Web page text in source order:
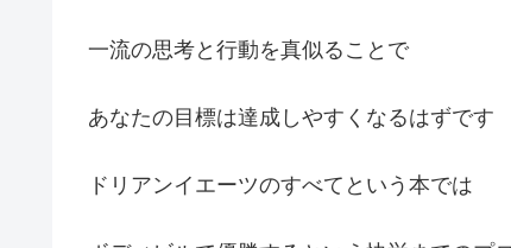
一流の思考と行動を真似ることで
あなたの目標は達成しやすくなるはずです
ドリアンイエーツのすべてという本では